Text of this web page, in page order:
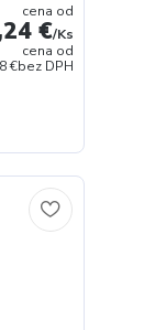
cena od
€/Ks
cena od
€bez DPH